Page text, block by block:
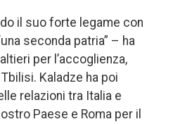
il suo forte legame con
seconda patria” – ha
per l’accoglienza,
Kaladze ha poi
relazioni tra Italia e
Paese e Roma per il